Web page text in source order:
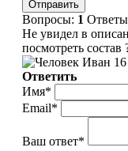
Вопросы: 1
Не увидел в
посмотреть состав
Иван
Ответить
Имя*
Email*
Ваш ответ*